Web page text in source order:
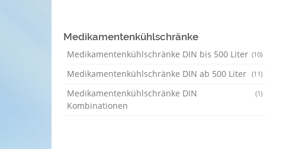
Medikamentenkühlschränke
(10)
Medikamentenkühlschränke DIN bis 500 Liter
(11)
Medikamentenkühlschränke DIN ab 500 Liter
(1)
Medikamentenkühlschränke DIN
Kombinationen